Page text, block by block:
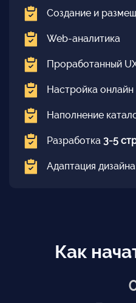
Создание и
Web-аналитика
Проработанный
Настройка онлайн
Наполнение
Разработка 3-5
Адаптация
Как